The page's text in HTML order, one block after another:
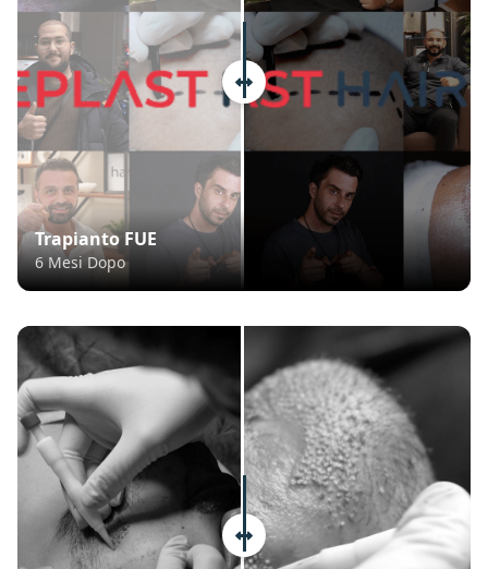
Trapianto FUE
6 Mesi Dopo